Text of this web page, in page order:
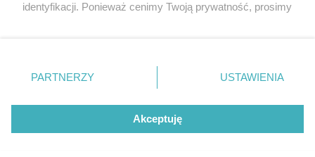
Copyright © 2022 Kurier Szczeciński sp. z o.o.
Wszelkie prawa zastrzeżone
Nota wydawnicza
Nota prawna
Polityka prywatności
Reklama
identyfikacji. Ponieważ cenimy Twoją prywatność, prosimy
prywatności znajdujący się w lewym dolnym rogu strony
. Niektóre rodzaje przetwarzania danych nie wymagają
takiemu przetwarzaniu. Preferencje będą miały
zastosowania tylko na tej witrynie.
PARTNERZY USTAWIENIA
Akceptuję